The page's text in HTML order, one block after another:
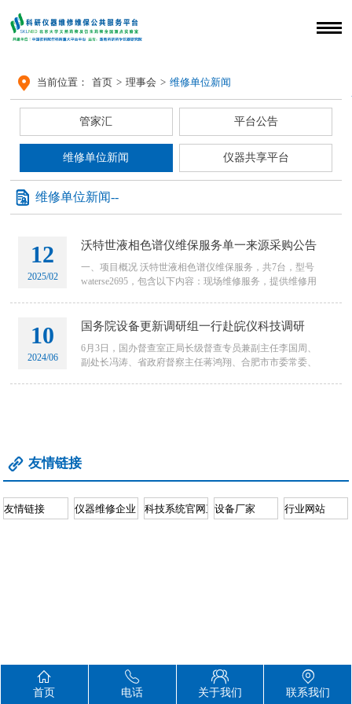
 当前位置： 首页 > 理事会 > 维修单位新闻
管家汇 平台公告
维修单位新闻 仪器共享平台
 维修单位新闻--
12
2025/02
沃特世液相色谱仪维保服务单一来源采购公告
一、项目概况 沃特世液相色谱仪维保服务，共7台，型号
waterse2695，包含以下内容：现场维修服务，提供维修用
10
2024/06
国务院设备更新调研组一行赴皖仪科技调研
6月3日，国办督查室正局长级督查专员兼副主任李国周、
副处长冯涛、省政府督察主任蒋鸿翔、合肥市市委常委、
 友情链接

首页

电话

关于我们

联系我们